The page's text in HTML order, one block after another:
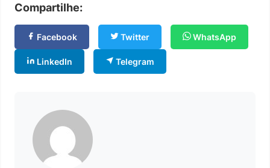
Compartilhe:
Facebook Twitter WhatsApp
LinkedIn Telegram